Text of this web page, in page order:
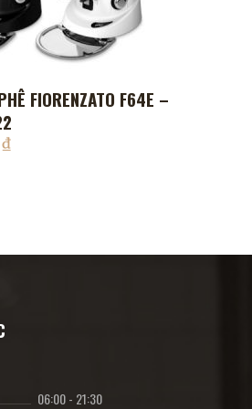
ADD TO CART
FIORENZATO F64E –
₫
06:00- 21:30